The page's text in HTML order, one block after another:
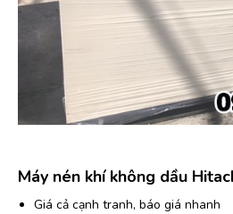
Máy nén khí không dầu
Giá cả cạnh tranh, báo giá nhanh